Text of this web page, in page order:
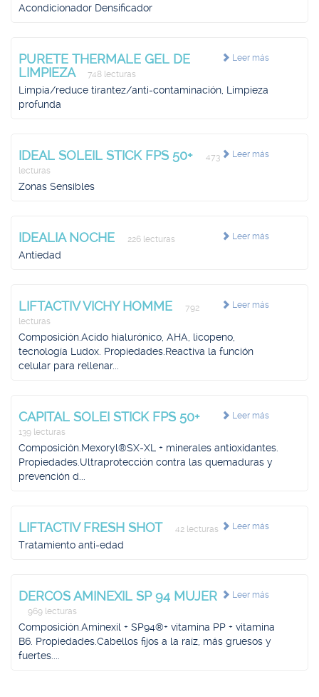
Acondicionador Densificador
Leer más
PURETE THERMALE GEL DE
LIMPIEZA
748 lecturas
Limpia/reduce tirantez/anti-contaminación, Limpieza
profunda
Leer más
IDEAL SOLEIL STICK FPS 50+
473
lecturas
Zonas Sensibles
Leer más
IDEALIA NOCHE 226 lecturas
Antiedad
Leer más
LIFTACTIV VICHY HOMME
792
lecturas
Composición.Acido hialurónico, AHA, licopeno,
tecnología Ludox. Propiedades.Reactiva la función
celular para rellenar...
Leer más
CAPITAL SOLEI STICK FPS 50+
139 lecturas
Composición.Mexoryl®SX-XL + minerales antioxidantes.
Propiedades.Ultraprotección contra las quemaduras y
prevención d...
Leer más
LIFTACTIV FRESH SHOT 42 lecturas
Tratamiento anti-edad
Leer más
DERCOS AMINEXIL SP 94 MUJER
969 lecturas
Composición.Aminexil + SP94®+ vitamina PP + vitamina
B6. Propiedades.Cabellos fijos a la raíz, más gruesos y
fuertes....